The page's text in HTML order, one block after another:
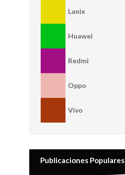
Lanix
Huawei
Redmi
Oppo
Vivo
Publicaciones Populares